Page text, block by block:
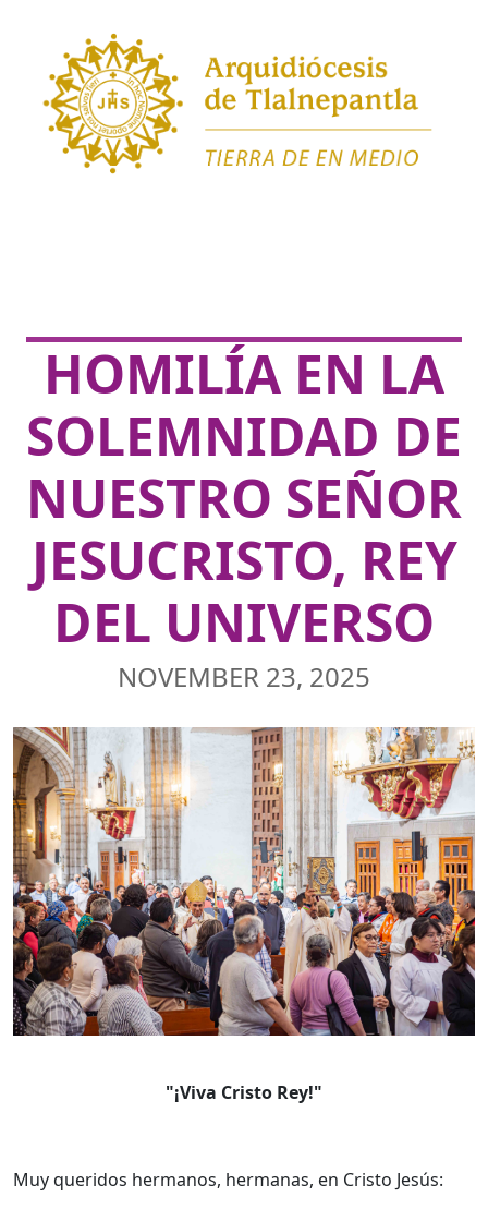
HOMILÍA EN LA
SOLEMNIDAD DE
NUESTRO SEÑOR
JESUCRISTO, REY
DEL UNIVERSO
NOVEMBER 23, 2025
"¡Viva Cristo Rey!"
Muy queridos hermanos, hermanas, en Cristo Jesús: